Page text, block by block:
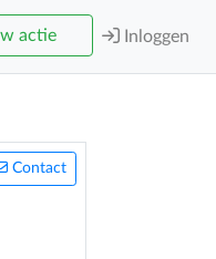
actie Inloggen
Contact